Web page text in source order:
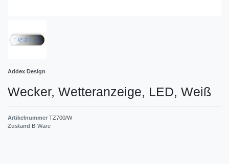
Addex Design
Wecker, Wetteranzeige, LED, Weiß
Artikelnummer TZ700/W
Zustand B-Ware